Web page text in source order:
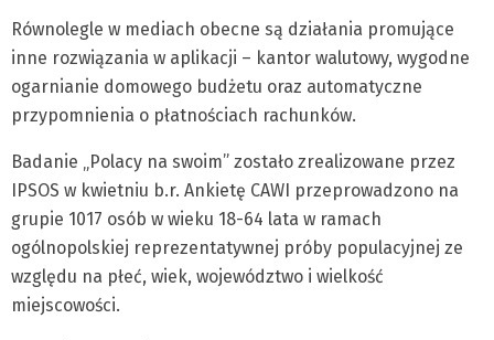
Równolegle w mediach obecne są działania promujące
inne rozwiązania w aplikacji – kantor walutowy, wygodne
ogarnianie domowego budżetu oraz automatyczne
przypomnienia o płatnościach rachunków.
Badanie „Polacy na swoim” zostało zrealizowane przez
IPSOS w kwietniu b.r. Ankietę CAWI przeprowadzono na
grupie 1017 osób w wieku 18-64 lata w ramach
ogólnopolskiej reprezentatywnej próby populacyjnej ze
względu na płeć, wiek, województwo i wielkość
miejscowości.